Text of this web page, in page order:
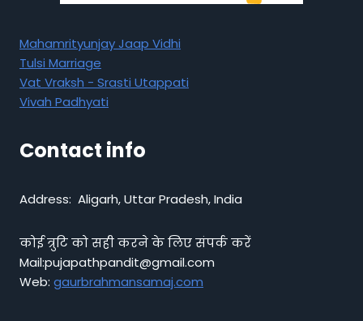
Mahamrityunjay Jaap Vidhi
Tulsi Marriage
Vat Vraksh - Srasti Utappati
Vivah Padhyati
Contact info
Address: Aligarh, Uttar Pradesh, India
कोई त्रुटि को सही करने के लिए संपर्क करें
Mail:pujapathpandit@gmail.com
Web: gaurbrahmansamaj.com